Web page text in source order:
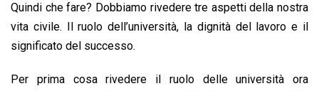
Quindi che fare? Dobbiamo rivedere tre aspetti della nostra
vita civile. Il ruolo dell’università, la dignità del lavoro e il
significato del successo.
Per prima cosa rivedere il ruolo delle università ora